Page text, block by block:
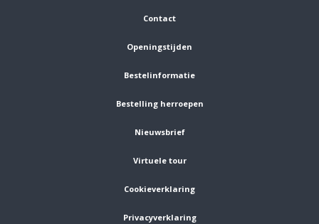
Contact
Openingstijden
Bestelinformatie
Bestelling herroepen
Nieuwsbrief
Virtuele tour
Cookieverklaring
Privacyverklaring